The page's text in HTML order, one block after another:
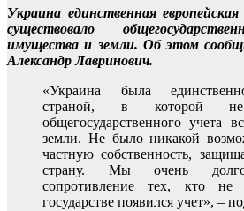
Украина единственная
существовало
имущества и земли. Об этом
Александр Лавринович.
«Украина была
страной, в которой не
общегосударственного учета
земли. Не было никакой
частную собственность,
страну. Мы очень долго
сопротивление тех, кто
государстве появился учет», –